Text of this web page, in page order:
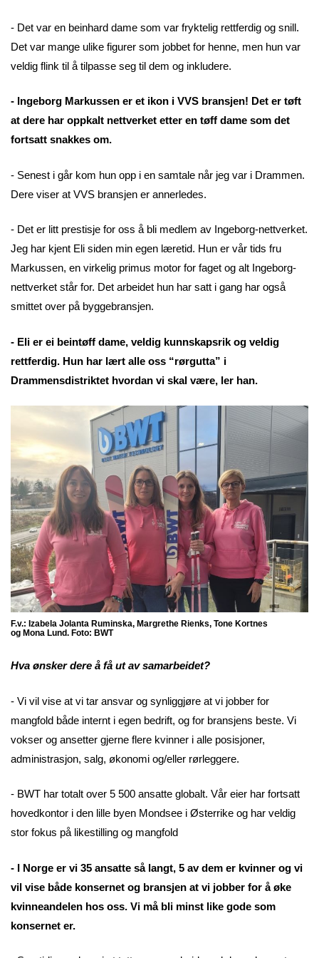
- Det var en beinhard dame som var fryktelig rettferdig og snill.
Det var mange ulike figurer som jobbet for henne, men hun var
veldig flink til å tilpasse seg til dem og inkludere.
- Ingeborg Markussen er et ikon i VVS bransjen! Det er tøft
at dere har oppkalt nettverket etter en tøff dame som det
fortsatt snakkes om.
- Senest i går kom hun opp i en samtale når jeg var i Drammen.
Dere viser at VVS bransjen er annerledes.
- Det er litt prestisje for oss å bli medlem av Ingeborg-nettverket.
Jeg har kjent Eli siden min egen læretid. Hun er vår tids fru
Markussen, en virkelig primus motor for faget og alt Ingeborg-
nettverket står for. Det arbeidet hun har satt i gang har også
smittet over på byggebransjen.
- Eli er ei beintøff dame, veldig kunnskapsrik og veldig
rettferdig. Hun har lært alle oss “rørgutta” i
Drammensdistriktet hvordan vi skal være, ler han.
F.v.: Izabela Jolanta Ruminska, Margrethe Rienks, Tone Kortnes
og Mona Lund. Foto: BWT
Hva ønsker dere å få ut av samarbeidet?
- Vi vil vise at vi tar ansvar og synliggjøre at vi jobber for
mangfold både internt i egen bedrift, og for bransjens beste. Vi
vokser og ansetter gjerne flere kvinner i alle posisjoner,
administrasjon, salg, økonomi og/eller rørleggere.
- BWT har totalt over 5 500 ansatte globalt. Vår eier har fortsatt
hovedkontor i den lille byen Mondsee i Østerrike og har veldig
stor fokus på likestilling og mangfold
- I Norge er vi 35 ansatte så langt, 5 av dem er kvinner og vi
vil vise både konsernet og bransjen at vi jobber for å øke
kvinneandelen hos oss. Vi må bli minst like gode som
konsernet er.